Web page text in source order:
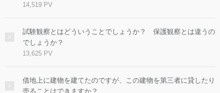
14,519 PV
試験観察とはどういうことでしょうか？ 保護観察とは違うの
でしょうか？
13,625 PV
借地上に建物を建てたのですが、この建物を第三者に貸したり
売ることはできますか？